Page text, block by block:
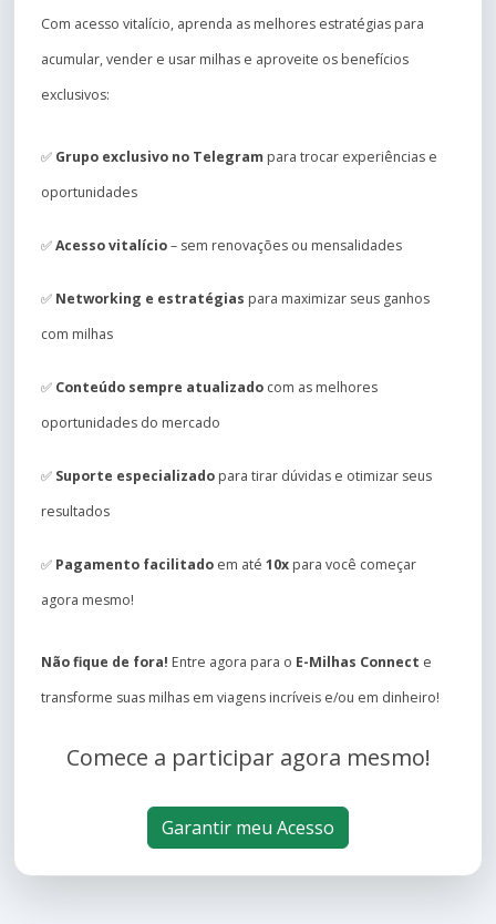
Com acesso vitalício, aprenda as melhores estratégias para
acumular, vender e usar milhas e aproveite os benefícios
exclusivos:
✅ Grupo exclusivo no Telegram para trocar experiências e
oportunidades
✅Acesso vitalício– sem renovações ou mensalidades
✅ Networking e estratégias para maximizar seus ganhos
com milhas
✅ Conteúdo sempre atualizado com as melhores
oportunidades do mercado
✅ Suporte especializado para tirar dúvidas e otimizar seus
resultados
✅ Pagamento facilitado em até 10x para você começar
agora mesmo!
Não fique de fora! Entre agora para o E-Milhas Connect e
transforme suas milhas em viagens incríveis e/ou em dinheiro!
Comece a participar agora mesmo!
Garantir meu Acesso